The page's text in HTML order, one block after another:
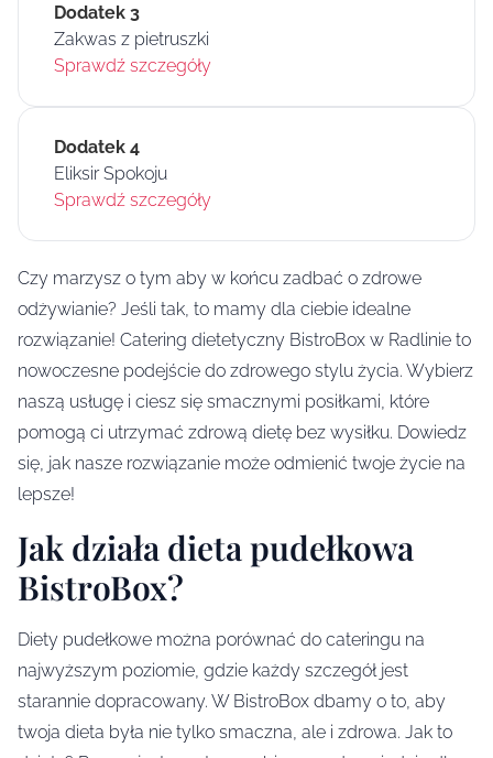
Dodatek 3
Zakwas z pietruszki
Sprawdź szczegóły
Dodatek 4
Eliksir Spokoju
Sprawdź szczegóły
Czy marzysz o tym aby w końcu zadbać o zdrowe
odżywianie? Jeśli tak, to mamy dla ciebie idealne
rozwiązanie! Catering dietetyczny BistroBox w Radlinie to
nowoczesne podejście do zdrowego stylu życia. Wybierz
naszą usługę i ciesz się smacznymi posiłkami, które
pomogą ci utrzymać zdrową dietę bez wysiłku. Dowiedz
się, jak nasze rozwiązanie może odmienić twoje życie na
lepsze!
Jak działa dieta pudełkowa
BistroBox?
Diety pudełkowe można porównać do cateringu na
najwyższym poziomie, gdzie każdy szczegół jest
starannie dopracowany. W BistroBox dbamy o to, aby
twoja dieta była nie tylko smaczna, ale i zdrowa. Jak to